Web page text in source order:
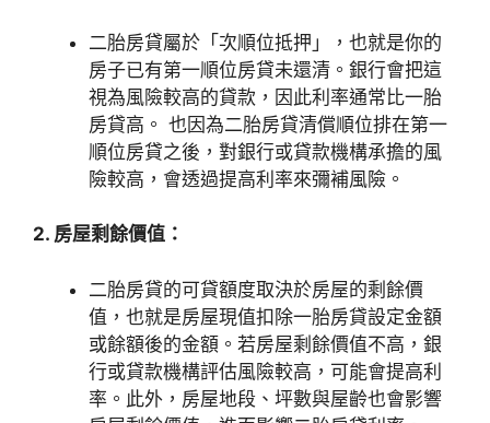
二胎房貸屬於「次順位抵押」，也就是你的
房子已有第一順位房貸未還清。銀行會把這
視為風險較高的貸款，因此利率通常比一胎
房貸高。 也因為二胎房貸清償順位排在第一
順位房貸之後，對銀行或貸款機構承擔的風
險較高，會透過提高利率來彌補風險。
2. 房屋剩餘價值：
二胎房貸的可貸額度取決於房屋的剩餘價
值，也就是房屋現值扣除一胎房貸設定金額
或餘額後的金額。若房屋剩餘價值不高，銀
行或貸款機構評估風險較高，可能會提高利
率。此外，房屋地段、坪數與屋齡也會影響